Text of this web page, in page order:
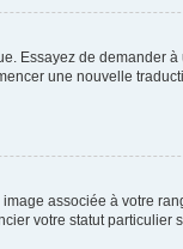
Essayez de demander
une nouvelle
associée à votre
votre statut particulier